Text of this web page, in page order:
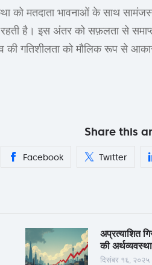
को मतदाता भावनाओं के साथ
रहती है। इस अंतर को सफ़लता से
की गतिशीलता को मौलिक रूप से
Share this
Facebook Twitter
अप्रत्याशित
की
दिसंबर १६, २०२५